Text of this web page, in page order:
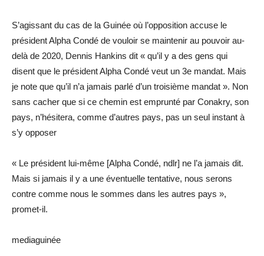
S’agissant du cas de la Guinée où l’opposition accuse le
président Alpha Condé de vouloir se maintenir au pouvoir au-
delà de 2020, Dennis Hankins dit « qu’il y a des gens qui
disent que le président Alpha Condé veut un 3e mandat. Mais
je note que qu’il n’a jamais parlé d’un troisième mandat ». Non
sans cacher que si ce chemin est emprunté par Conakry, son
pays, n’hésitera, comme d’autres pays, pas un seul instant à
s’y opposer
« Le président lui-même [Alpha Condé, ndlr] ne l’a jamais dit.
Mais si jamais il y a une éventuelle tentative, nous serons
contre comme nous le sommes dans les autres pays »,
promet-il.
mediaguinée